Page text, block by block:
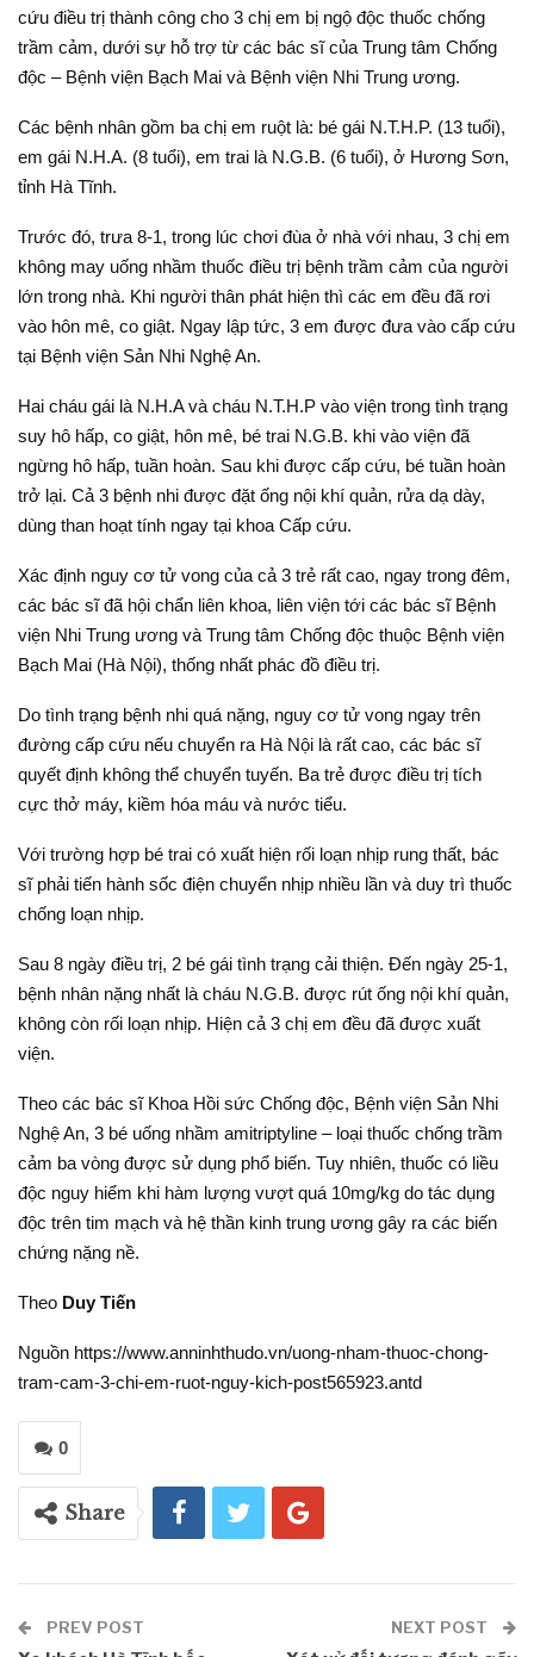
cứu điều trị thành công cho 3 chị em bị ngộ độc thuốc chống
trầm cảm, dưới sự hỗ trợ từ các bác sĩ của Trung tâm Chống
độc – Bệnh viện Bạch Mai và Bệnh viện Nhi Trung ương.
Các bệnh nhân gồm ba chị em ruột là: bé gái N.T.H.P. (13 tuổi),
em gái N.H.A. (8 tuổi), em trai là N.G.B. (6 tuổi), ở Hương Sơn,
tỉnh Hà Tĩnh.
Trước đó, trưa 8-1, trong lúc chơi đùa ở nhà với nhau, 3 chị em
không may uống nhầm thuốc điều trị bệnh trầm cảm của người
lớn trong nhà. Khi người thân phát hiện thì các em đều đã rơi
vào hôn mê, co giật. Ngay lập tức, 3 em được đưa vào cấp cứu
tại Bệnh viện Sản Nhi Nghệ An.
Hai cháu gái là N.H.A và cháu N.T.H.P vào viện trong tình trạng
suy hô hấp, co giật, hôn mê, bé trai N.G.B. khi vào viện đã
ngừng hô hấp, tuần hoàn. Sau khi được cấp cứu, bé tuần hoàn
trở lại. Cả 3 bệnh nhi được đặt ống nội khí quản, rửa dạ dày,
dùng than hoạt tính ngay tại khoa Cấp cứu.
Xác định nguy cơ tử vong của cả 3 trẻ rất cao, ngay trong đêm,
các bác sĩ đã hội chẩn liên khoa, liên viện tới các bác sĩ Bệnh
viện Nhi Trung ương và Trung tâm Chống độc thuộc Bệnh viện
Bạch Mai (Hà Nội), thống nhất phác đồ điều trị.
Do tình trạng bệnh nhi quá nặng, nguy cơ tử vong ngay trên
đường cấp cứu nếu chuyển ra Hà Nội là rất cao, các bác sĩ
quyết định không thể chuyển tuyến. Ba trẻ được điều trị tích
cực thở máy, kiềm hóa máu và nước tiểu.
Với trường hợp bé trai có xuất hiện rối loạn nhịp rung thất, bác
sĩ phải tiến hành sốc điện chuyển nhịp nhiều lần và duy trì thuốc
chống loạn nhịp.
Sau 8 ngày điều trị, 2 bé gái tình trạng cải thiện. Đến ngày 25-1,
bệnh nhân nặng nhất là cháu N.G.B. được rút ống nội khí quản,
không còn rối loạn nhịp. Hiện cả 3 chị em đều đã được xuất
viện.
Theo các bác sĩ Khoa Hồi sức Chống độc, Bệnh viện Sản Nhi
Nghệ An, 3 bé uống nhầm amitriptyline – loại thuốc chống trầm
cảm ba vòng được sử dụng phổ biến. Tuy nhiên, thuốc có liều
độc nguy hiểm khi hàm lượng vượt quá 10mg/kg do tác dụng
độc trên tim mạch và hệ thần kinh trung ương gây ra các biến
chứng nặng nề.
Theo Duy Tiến
Nguồn https://www.anninhthudo.vn/uong-nham-thuoc-chong-
tram-cam-3-chi-em-ruot-nguy-kich-post565923.antd
0
Share
PREV POST NEXT POST